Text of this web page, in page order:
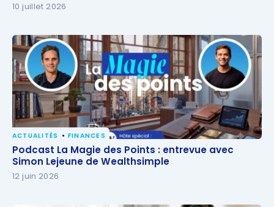
10 juillet 2026
Podcast La Magie des Points : entrevue avec Simon
Lejeune de Wealthsimple
ACTUALITÉS FINANCES
Podcast La Magie des Points : entrevue avec
Simon Lejeune de Wealthsimple
12 juin 2026